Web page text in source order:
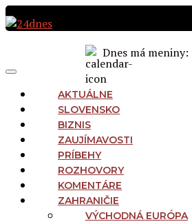
Preskočiť
na
Dnes má meniny:
Menu
AKTUÁLNE
SLOVENSKO
BIZNIS
ZAUJÍMAVOSTI
PRÍBEHY
ROZHOVORY
KOMENTÁRE
ZAHRANIČIE
VÝCHODNÁ EURÓPA